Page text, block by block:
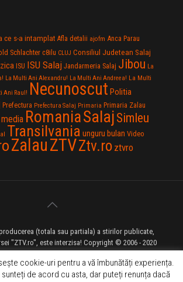
ce s-a intamplat Afla detalii ajofm Anca Parau
Schlachterc8ilu CLUJ Consiliul Judetean Salaj
ISU ISU Salaj Jandarmeria Salaj Jibou La
La Multi Ani Alexandru! La Multi Ani Andreea! La Multi
Ani Raul! Necunoscut Politia
Prefectura Prefectura Salaj Primaria Primaria Zalau
RomaniaSalaj Simleu
Transilvania unguru bulan Video
ZalauZTVZtv.ro ztvro
(totala sau partiala) a stirilor publicate,
"ZTV.ro", este interzisa! Copyright © 2006 - 2020
- Televiziune pe Internet - Zalau TV
cookie-uri pentru a vă îmbunătăți experiența.
de acord cu asta, dar puteți renunța dacă